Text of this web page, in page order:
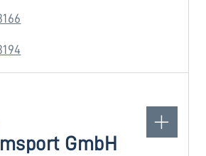
GmbH